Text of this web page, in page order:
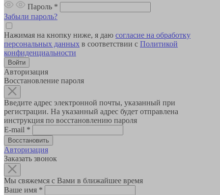
Пароль *
Забыли пароль?
Нажимая на кнопку ниже, я даю согласие на обработку
персональных данных в соответствии с Политикой
конфиденциальности
Авторизация
Восстановление пароля
Введите адрес электронной почты, указанный при
регистрации. На указанный адрес будет отправлена
инструкция по восстановлению пароля
E-mail *
Авторизация
Заказать звонок
Мы свяжемся с Вами в ближайшее время
Ваше имя *